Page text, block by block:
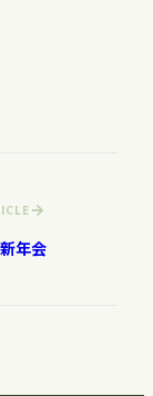
新年会